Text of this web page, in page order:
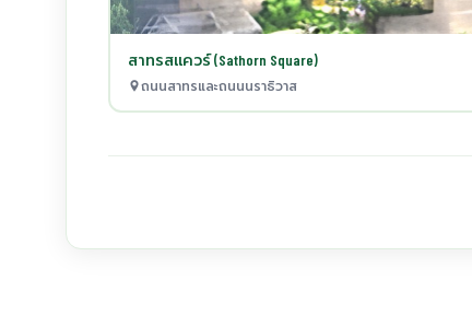
สาทรสแควร์ (Sathorn Square)
ถนนสาทรและถนนนราธิวาส